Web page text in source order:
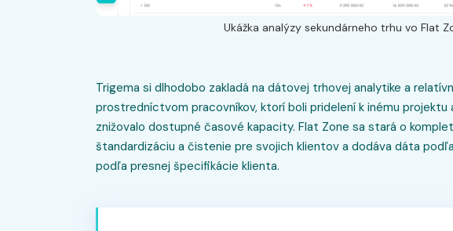
Ukážka analýzy sekundárneho trhu vo Flat
Trigema si dlhodobo zakladá na dátovej trhovej analytike a
prostredníctvom pracovníkov, ktorí boli pridelení k inému projektu
znižovalo dostupné časové kapacity. Flat Zone sa stará o
štandardizáciu a čistenie pre svojich klientov a dodáva dáta
podľa presnej špecifikácie klienta.